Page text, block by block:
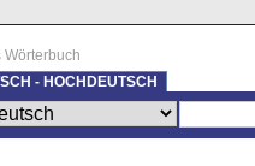
Wörterbuch
- HOCHDEUTSCH